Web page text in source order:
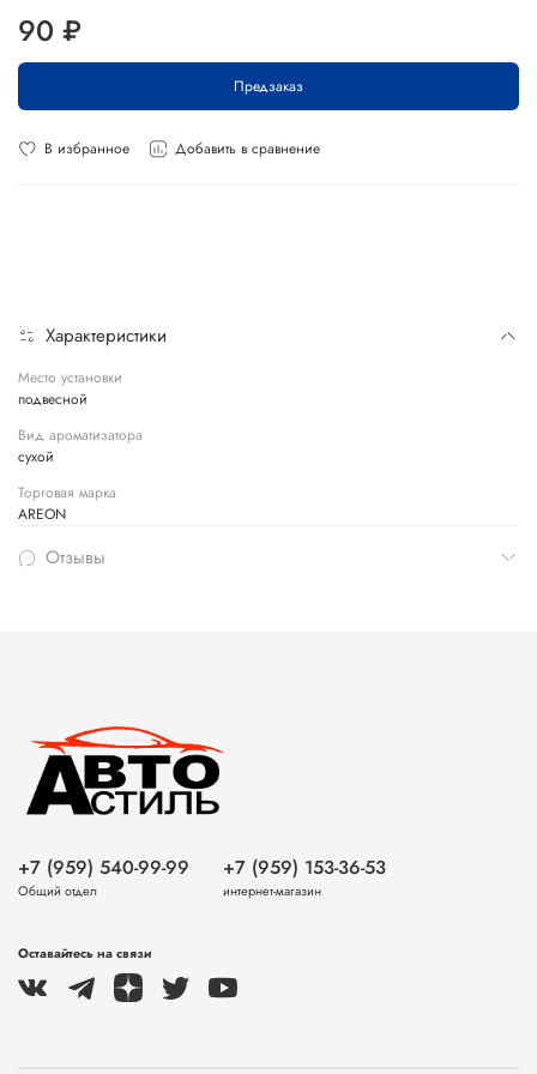
В избранное Добавить в сравнение
90 ₽
Предзаказ
Характеристики
Место установки
подвесной
Вид ароматизатора
сухой
Торговая марка
AREON
Отзывы
+7 (959) 540-99-99
Общий отдел
+7 (959) 153-36-53
интернет-магазин
Оставайтесь на связи